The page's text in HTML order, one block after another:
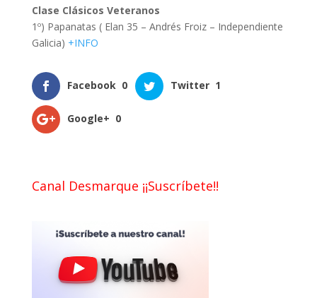
Clase Clásicos Veteranos
1º) Papanatas ( Elan 35 – Andrés Froiz – Independiente
Galicia) +INFO
Facebook 0 Twitter 1
Google+ 0
Canal Desmarque ¡¡Suscríbete!!